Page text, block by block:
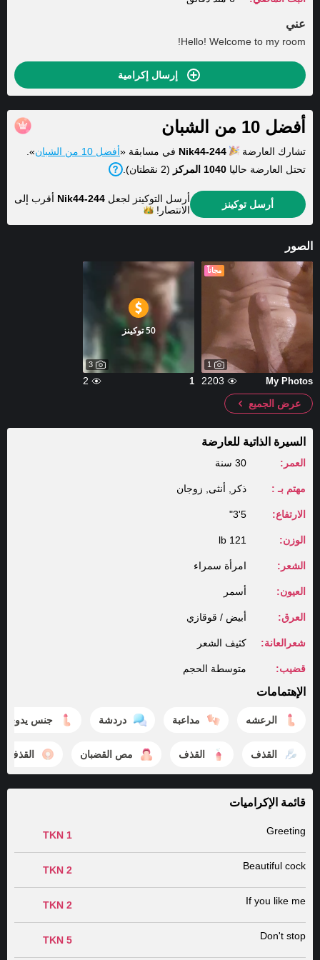
عني
Hello! Welcome to my room!
إرسال إكرامية
أفضل 10 من الشبان
تشارك العارضة Nik44-244 في مسابقة «أفضل 10 من الشبان
».
تحتل العارضة حاليا 1040 المركز (2 نقطتان).
أرسل توكينز أرسل التوكينز لجعل Nik44-244 أقرب إلى
الانتصار!
الصور
مجاناً
1
My Photos
2203
50 توكينز
3
1
2
عرض الجميع
السيرة الذاتية للعارضة
العمر: 30 سنة
مهتم بـ : ذكر, أنثى, زوجان
الارتفاع: 5'3"
الوزن: 121 lb
الشعر: امرأة سمراء
العيون: أسمر
العرق: أبيض / قوقازي
شعرالعانة: كثيف الشعر
قضيب: متوسطة الحجم
الإهتمامات
الرعشه مداعبة دردشة جنس يدوي
القذف القذف مص القضبان القذف
قائمة الإكراميات
Greeting
1 TKN
Beautiful cock
2 TKN
If you like me
2 TKN
Don't stop
5 TKN